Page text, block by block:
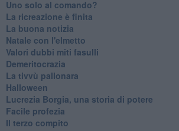
Uno solo al comando?
La ricreazione è finita
La buona notizia
Natale con l'elmetto
Valori dubbi miti fasulli
Demeritocrazia
La tivvù pallonara
Halloween
​Lucrezia Borgia, una storia di potere
Facile profezia
Il terzo compito